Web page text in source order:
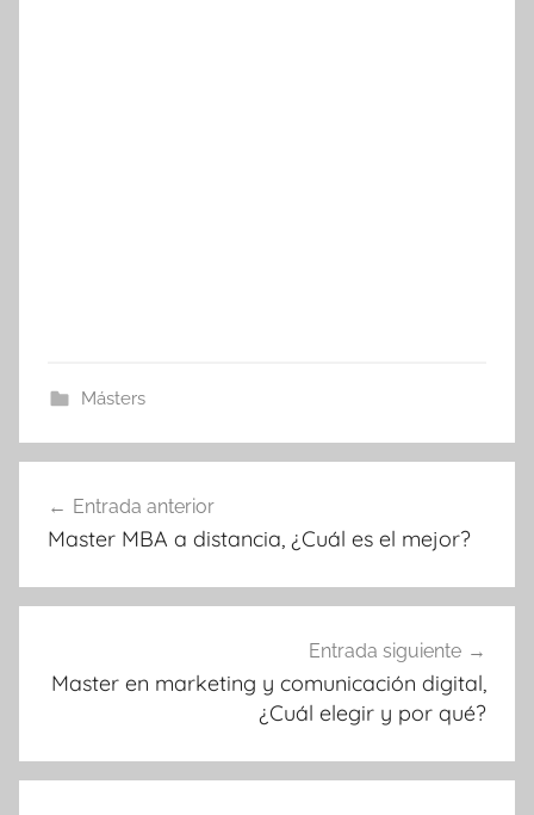
Másters
de
Entrada anterior
Master MBA a distancia, ¿Cuál es el mejor?
Entrada siguiente
Master en marketing y comunicación digital,
¿Cuál elegir y por qué?